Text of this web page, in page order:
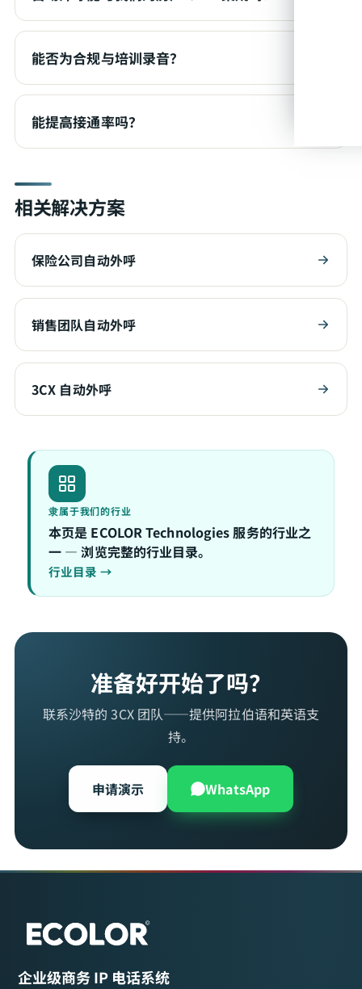
能否为合规与培训录音？
能提高接通率吗？
相关解决方案
保险公司自动外呼
销售团队自动外呼
3CX 自动外呼
隶属于我们的行业
本页是 ECOLOR Technologies 服务的行业之
一 — 浏览完整的行业目录。
行业目录 →
准备好开始了吗？
联系沙特的 3CX 团队——提供阿拉伯语和英语支
持。
申请演示 WhatsApp
企业级商务 IP 电话系统